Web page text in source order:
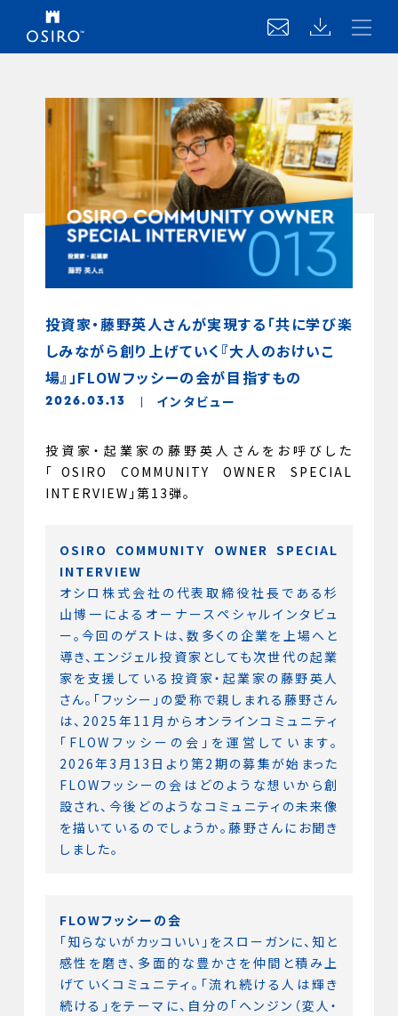
投資家・藤野英人さんが実現する「共に学び楽
しみながら創り上げていく『大人のおけいこ
場』」FLOWフッシーの会が目指すもの
2026.03.13 インタビュー
投資家・起業家の藤野英人さんをお呼びした
「OSIRO COMMUNITY OWNER SPECIAL
INTERVIEW」第13弾。
OSIRO COMMUNITY OWNER SPECIAL
INTERVIEW
オシロ株式会社の代表取締役社長である杉
山博一によるオーナースペシャルインタビュ
ー。今回のゲストは、数多くの企業を上場へと
導き、エンジェル投資家としても次世代の起業
家を支援している投資家・起業家の藤野英人
さん。「フッシー」の愛称で親しまれる藤野さん
は、2025年11月からオンラインコミュニティ
「FLOWフッシーの会」を運営しています。
2026年3月13日より第2期の募集が始まった
FLOWフッシーの会はどのような想いから創
設され、今後どのようなコミュニティの未来像
を描いているのでしょうか。藤野さんにお聞き
しました。
FLOWフッシーの会
「知らないがカッコいい」をスローガンに、知と
感性を磨き、多面的な豊かさを仲間と積み上
げていくコミュニティ。「流れ続ける人は輝き
続ける」をテーマに、自分の「ヘンジン（変人・